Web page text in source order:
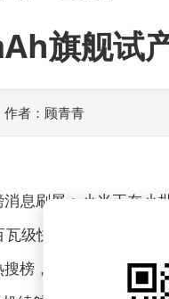
旗舰试
作者：顾青青
息刷屏：小米正在
级快充技术，预计
榜，部分用户欢呼“